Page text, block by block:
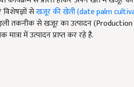
सेखजूर की खेती (date palm
तकनीक से खजूर का उत्पादन (
में उत्पादन प्राप्त कर रहे है.